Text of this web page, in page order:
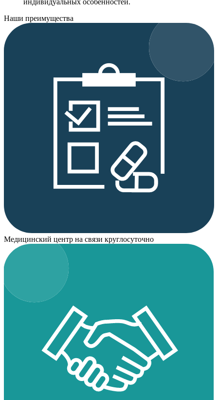
Наши преимущества
Медицинский центр на связи круглосуточно